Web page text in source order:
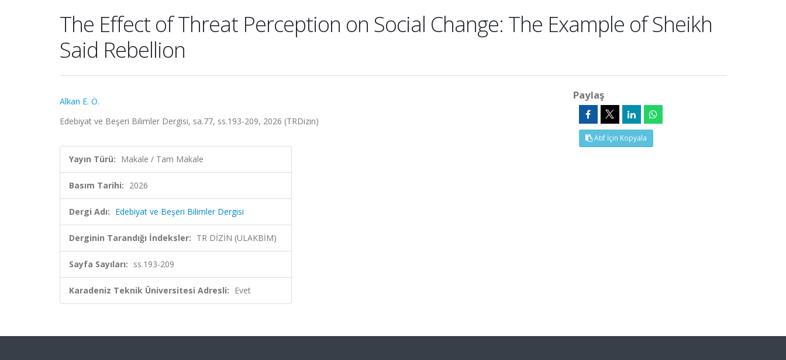
The Effect of Threat Perception on Social Change: The Example of Sheikh
Said Rebellion
Alkan E. Ö.
Edebiyat ve Beşeri Bilimler Dergisi, sa.77, ss.193-209, 2026 (TRDizin)
Yayın Türü: Makale / Tam Makale
Basım Tarihi: 2026
Dergi Adı: Edebiyat ve Beşeri Bilimler Dergisi
Derginin Tarandığı İndeksler: TR DİZİN (ULAKBİM)
Sayfa Sayıları: ss.193-209
Karadeniz Teknik Üniversitesi Adresli: Evet
Paylaş
Atıf İçin Kopyala